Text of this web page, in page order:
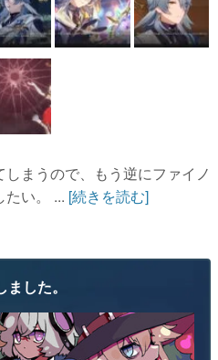
まうので、もう逆にファイノ
たい。 ... [続きを読む]
した。